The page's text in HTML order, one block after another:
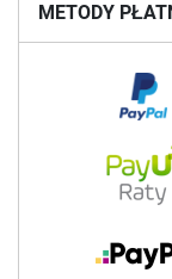
METODY